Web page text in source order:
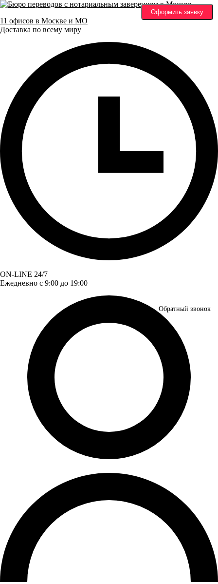
11 офисов в Москве и МО
Доставка по всему миру
ON-LINE 24/7
Ежедневно с 9:00 до 19:00
Оформить заявку
Обратный звонок